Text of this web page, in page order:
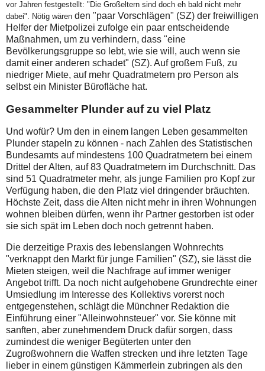
vor Jahren festgestellt: "Die Großeltern sind doch eh bald nicht mehr
dabei". Nötig wären den "paar Vorschlägen" (SZ) der freiwilligen
Helfer der Mietpolizei zufolge ein paar entscheidende
Maßnahmen, um zu verhindern, dass "eine
Bevölkerungsgruppe so lebt, wie sie will, auch wenn sie
damit einer anderen schadet" (SZ). Auf großem Fuß, zu
niedriger Miete, auf mehr Quadratmetern pro Person als
selbst ein Minister Bürofläche hat.
Gesammelter Plunder auf zu viel Platz
Und wofür? Um den in einem langen Leben gesammelten
Plunder stapeln zu können - nach Zahlen des Statistischen
Bundesamts auf mindestens 100 Quadratmetern bei einem
Drittel der Alten, auf 83 Quadratmetern im Durchschnitt. Das
sind 51 Quadratmeter mehr, als junge Familien pro Kopf zur
Verfügung haben, die den Platz viel dringender bräuchten.
Höchste Zeit, dass die Alten nicht mehr in ihren Wohnungen
wohnen bleiben dürfen, wenn ihr Partner gestorben ist oder
sie sich spät im Leben doch noch getrennt haben.
Die derzeitige Praxis des lebenslangen Wohnrechts
"verknappt den Markt für junge Familien" (SZ), sie lässt die
Mieten steigen, weil die Nachfrage auf immer weniger
Angebot trifft. Da noch nicht aufgehobene Grundrechte einer
Umsiedlung im Interesse des Kollektivs vorerst noch
entgegenstehen, schlägt die Münchner Redaktion die
Einführung einer "Alleinwohnsteuer" vor. Sie könne mit
sanften, aber zunehmendem Druck dafür sorgen, dass
zumindest die weniger Begüterten unter den
Zugroßwohnern die Waffen strecken und ihre letzten Tage
lieber in einem günstigen Kämmerlein zubringen als den